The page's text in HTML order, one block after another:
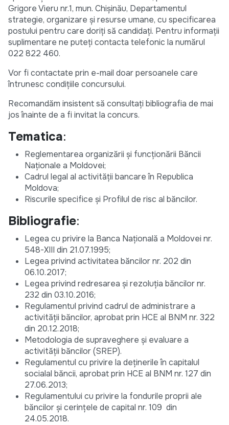
Grigore Vieru nr.1, mun. Chişinău, Departamentul
strategie, organizare şi resurse umane, cu specificarea
postului pentru care doriţi să candidaţi. Pentru informații
suplimentare ne puteți contacta telefonic la numărul
022 822 460.
Vor fi contactate prin e-mail doar persoanele care
întrunesc condițiile concursului.
Recomandăm insistent să consultați bibliografia de mai
jos înainte de a fi invitat la concurs.
Tematica:
Reglementarea organizării şi funcţionării Băncii
Naţionale a Moldovei;
Cadrul legal al activității bancare în Republica
Moldova;
Riscurile specifice și Profilul de risc al băncilor.
Bibliografie:
Legea cu privire la Banca Națională a Moldovei nr.
548-XIII din 21.07.1995;
Legea privind activitatea băncilor nr. 202 din
06.10.2017;
Legea privind redresarea și rezoluția băncilor nr.
232 din 03.10.2016;
Regulamentul privind cadrul de administrare a
activității băncilor, aprobat prin HCE al BNM nr. 322
din 20.12.2018;
Metodologia de supraveghere și evaluare a
activității băncilor (SREP).
Regulamentul cu privire la deţinerile în capitalul
socialal băncii, aprobat prin HCE al BNM nr. 127 din
27.06.2013;
Regulamentului cu privire la fondurile proprii ale
băncilor şi cerinţele de capital nr. 109 din
24.05.2018.